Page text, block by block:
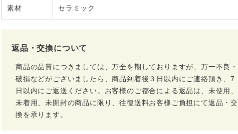
素材 セラミック
返品・交換について
商品の品質につきましては、万全を期しておりますが、万一不良・
破損などがございましたら、商品到着後３日以内にご連絡頂き、7
日以内にご返送ください。お客様のご都合による返品は、未使用、
未着用、未開封の商品に限り、往復送料お客様ご負担にて返品・交
換を承ります。